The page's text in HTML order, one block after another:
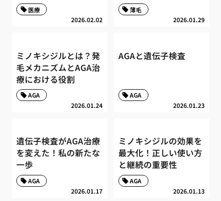
2026.02.02
医療
2026.01.29
薄毛
ミノキシジルとは？発
毛メカニズムとAGA治
療における役割
2026.01.24
AGA
AGAと遺伝子検査
2026.01.23
AGA
遺伝子検査がAGA治療
を変えた！私の新たな
一歩
2026.01.17
AGA
ミノキシジルの効果を
最大化！正しい使い方
と継続の重要性
2026.01.13
AGA